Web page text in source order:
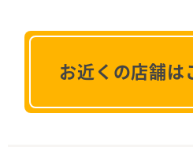
お近くの店舗は